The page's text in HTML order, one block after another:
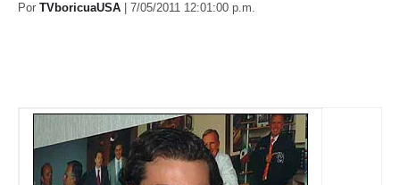
Por TVboricuaUSA 7/05/2011 12:01:00 p.m.